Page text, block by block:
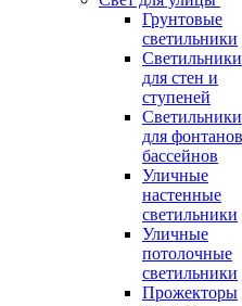
Грунтовые
светильники
Светильники
для стен и
ступеней
Светильники
для
бассейнов
Уличные
настенные
светильники
Уличные
потолочные
светильники
Прожекторы